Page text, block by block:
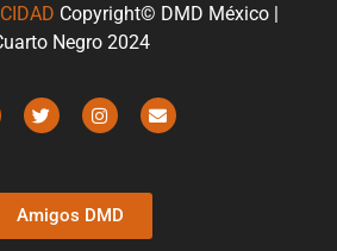
Copyright© DMD México |
Negro 2024
Amigos DMD